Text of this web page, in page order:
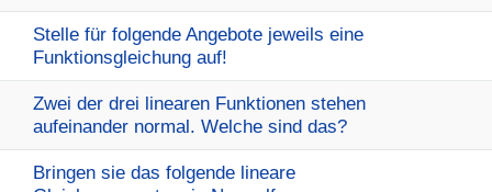
Stelle für folgende Angebote jeweils eine
Funktionsgleichung auf!
Zwei der drei linearen Funktionen stehen
aufeinander normal. Welche sind das?
Bringen sie das folgende lineare